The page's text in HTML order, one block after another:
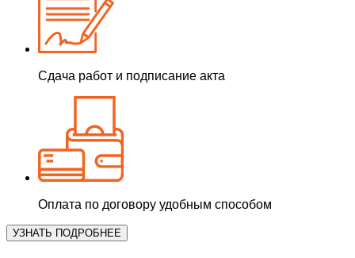
Сдача работ и подписание акта
Оплата по договору удобным способом
УЗНАТЬ ПОДРОБНЕЕ